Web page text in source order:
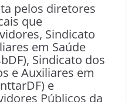
pelos diretores
que
Sindicato
em Saúde
Sindicato dos
e Auxiliares em
e
Públicos da